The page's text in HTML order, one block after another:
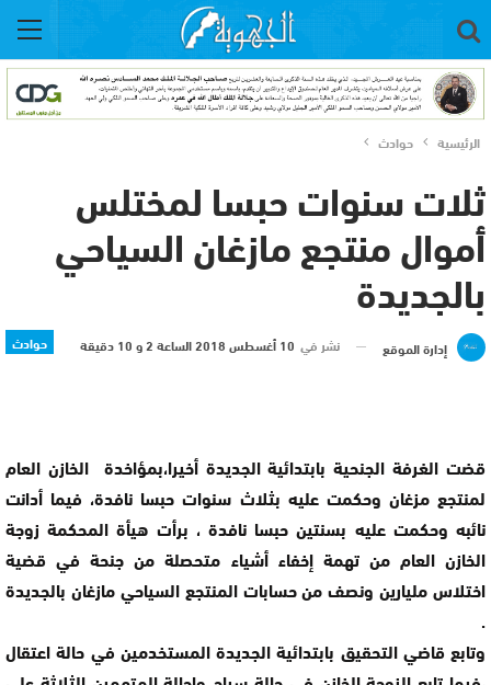
الرئيسية حوادث
ثلات سنوات حبسا لمختلس
أموال منتجع مازغان السياحي
بالجديدة
حوادث إدارة الموقع نشر في 10 أغسطس 2018 الساعة 2 و 10 دقيقة
قضت الغرفة الجنحية بابتدائية الجديدة أخيرا،بمؤاخدة الخازن العام
لمنتجع مزغان وحكمت عليه بثلاث سنوات حبسا نافدة، فيما أدانت
نائبه وحكمت عليه بسنتين حبسا نافدة ، برأت هيأة المحكمة زوجة
الخازن العام من تهمة إخفاء أشياء متحصلة من جنحة في قضية
اختلاس مليارين ونصف من حسابات المنتجع السياحي مازغان بالجديدة
.
وتابع قاضي التحقيق بابتدائية الجديدة المستخدمين في حالة اعتقال